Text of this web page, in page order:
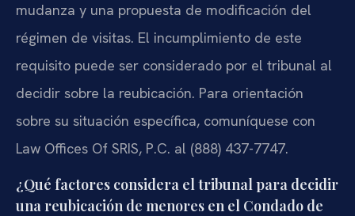
mudanza y una propuesta de modificación del
régimen de visitas. El incumplimiento de este
requisito puede ser considerado por el tribunal al
decidir sobre la reubicación. Para orientación
sobre su situación específica, comuníquese con
Law Offices Of SRIS, P.C. al (888) 437-7747.
¿Qué factores considera el tribunal para decidir
una reubicación de menores en el Condado de